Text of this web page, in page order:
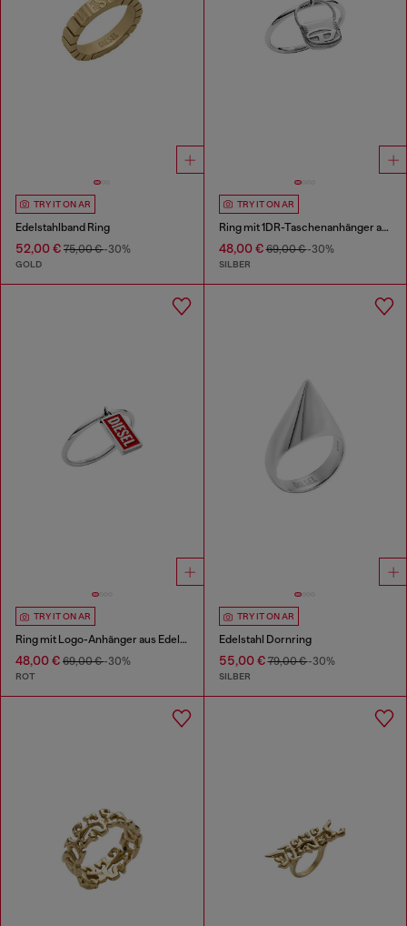
TRY IT ON AR
Edelstahlband Ring
52,00 € 75,00 €-30%
GOLD
TRY IT ON AR
Ring mit 1DR-Taschenanhänger aus Edelstahl
48,00 €69,00 €-30%
SILBER
TRY IT ON AR
Ring mit Logo-Anhänger aus Edelstahl
48,00 € 69,00 €-30%
ROT
TRY IT ON AR
Edelstahl Dornring
55,00 €79,00 €-30%
SILBER